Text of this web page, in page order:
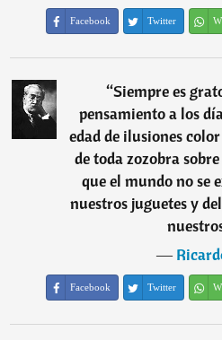
Facebook Twitter
“Siempre es
pensamiento a los
edad de ilusiones
de toda zozobra
que el mundo no se
nuestros juguetes y
―
Facebook Twitter